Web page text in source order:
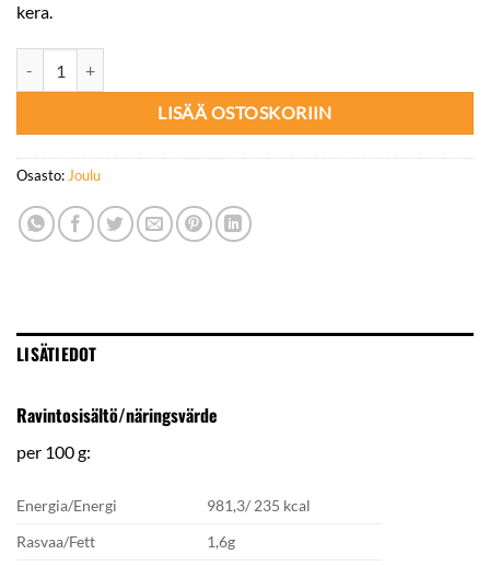
kera.
LISÄÄ OSTOSKORIIN
Osasto: Joulu
LISÄTIEDOT
Ravintosisältö/näringsvärde
per 100 g:
Energia/Energi
981,3/ 235 kcal
Rasvaa/Fett
1,6g